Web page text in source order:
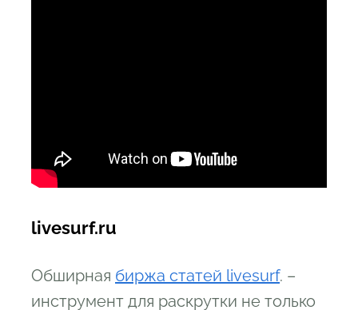
livesurf.ru
Обширная биржа статей livesurf. –
инструмент для раскрутки не только